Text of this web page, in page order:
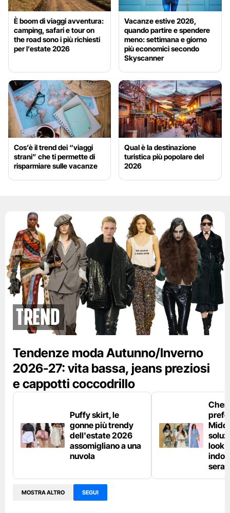
È boom di viaggi avventura:
camping, safari e tour on
the road sono i più richiesti
per l’estate 2026
Vacanze estive 2026,
quando partire e spendere
meno: settimana e giorno
più economici secondo
Skyscanner
Cos’è il trend dei “viaggi
strani” che ti permette di
risparmiare sulle vacanze
Qual è la destinazione
turistica più popolare del
2026
Trend
Tendenze moda Autunno/Inverno
2026-27: vita bassa, jeans preziosi
e cappotti coccodrillo
Puffy skirt, le
gonne più trendy
dell'estate 2026
assomigliano a una
nuvola
look
sera
MOSTRA ALTRO SEGUI